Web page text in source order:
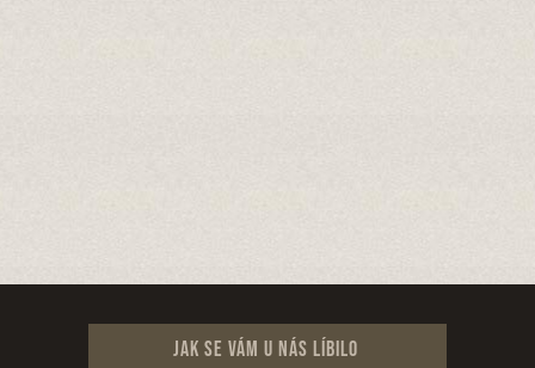
Jak se vám u nás líbilo